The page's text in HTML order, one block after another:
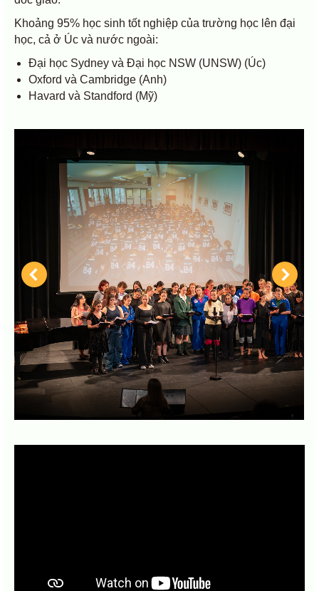
Khoảng 95% học sinh tốt nghiệp của trường học lên đại
học, cả ở Úc và nước ngoài:
Đại học Sydney và Đại học NSW (UNSW) (Úc)
Oxford và Cambridge (Anh)
Havard và Standford (Mỹ)